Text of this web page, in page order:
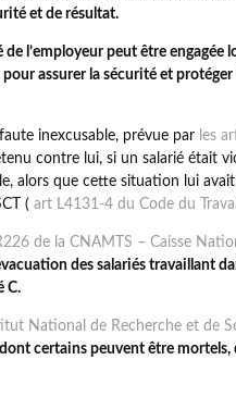
et de résultat.
l’employeur peut être engagée
assurer la sécurité et
inexcusable, prévue par les
contre lui, si un salarié était
alors que cette situation lui
( art L4131-4 du Code du
de la CNAMTS – Caisse
des salariés travaillant
C.
National de Recherche et de
certains peuvent être mortels,